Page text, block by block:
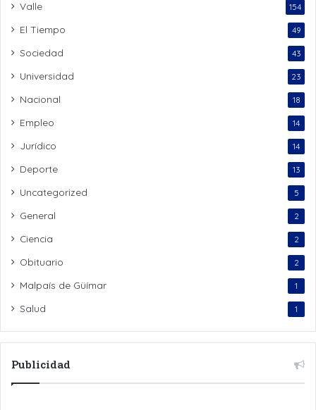
Valle 154
El Tiempo 49
Sociedad 43
Universidad 23
Nacional 18
Empleo 14
Jurídico 14
Deporte 13
Uncategorized 5
General 2
Ciencia 2
Obituario 2
Malpaís de Güímar 1
Salud 1
Publicidad